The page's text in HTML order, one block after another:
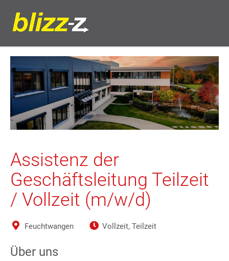
Assistenz der
Geschäftsleitung Teilzeit
/ Vollzeit (m/w/d)
Feuchtwangen Vollzeit, Teilzeit
Über uns